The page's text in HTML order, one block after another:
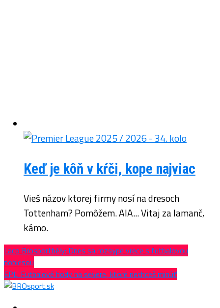
Keď je kôň v kŕči, kope najviac
Vieš názov ktorej firmy nosí na dresoch
Tottenham? Pomôžem. AIA... Vitaj za lamanč,
kámo.
Laco Brosportbély: Dnes sa rozsype vrece s futbalovou
noblesou
EPL: Futbalové hody na severe, ktoré nechceš minúť